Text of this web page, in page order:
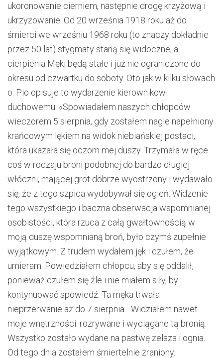
ukoronowanie cierniem, następnie drogę krzyżową i
ukrzyżowanie. Od 20 września 1918 roku aż do
śmierci we wrześniu 1968 roku (to znaczy dokładnie
przez 50 lat) stygmaty staną się widoczne, a
cierpienia Męki będą stałe i już nie ograniczone do
okresu od czwartku do soboty. Oto jak w kilku słowach
o. Pio opisuje to wydarzenie kierownikowi
duchowemu: «Spowiadałem naszych chłopców
wieczorem 5 sierpnia, gdy zostałem nagle napełniony
krańcowym lękiem na widok niebiańskiej postaci,
która ukazała się oczom mej duszy. Trzymała w ręce
coś w rodzaju broni podobnej do bardzo długiej
włóczni, mającej grot dobrze wyostrzony i wydawało
się, że z tego szpica wydobywał się ogień. Widzenie
tego wszystkiego i baczna obserwacja wspomnianej
osobistości, która rzuca z całą gwałtownością w
moją duszę wspomnianą broń, było czymś zupełnie
wyjątkowym. Z trudem wydałem jęk i czułem, że
umieram. Powiedziałem chłopcu, aby się oddalił,
ponieważ czułem się źle i nie miałem siły, by
kontynuować spowiedź. Ta męka trwała
nieprzerwanie aż do 7 sierpnia... Widziałem nawet
moje wnętrzności: rozrywane i wyciągane tą bronią.
Wszystko zostało wydane na pastwę żelaza i ognia.
Od tego dnia zostałem śmiertelnie zraniony.